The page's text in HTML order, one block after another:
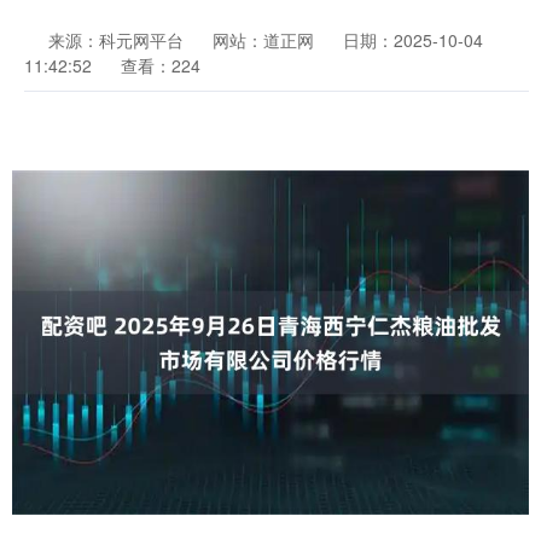
来源：科元网平台 网站：道正网
日期：2025-10-04
11:42:52
查看：224